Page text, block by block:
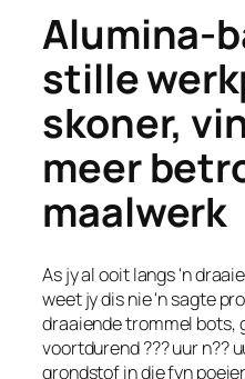
Alumina-
stille
skoner,
meer
maalwerk
As jy al ooit langs 'n
weet jy dis nie 'n sagte
draaiende trommel bots,
voortdurend ??? uur n??
grondstof in die fyn